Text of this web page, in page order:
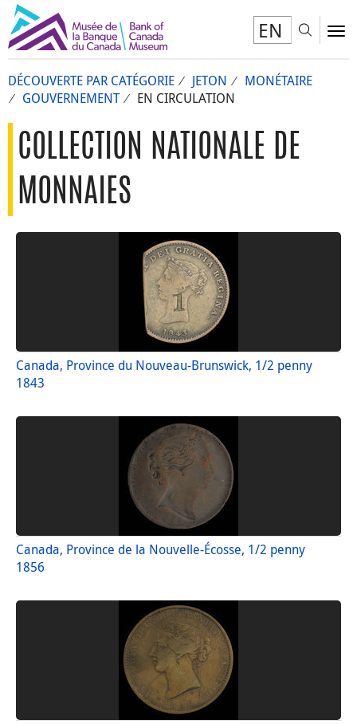
EN
DÉCOUVERTE PAR CATÉGORIE JETON
MONÉTAIRE
GOUVERNEMENT
EN CIRCULATION
COLLECTION NATIONALE DE
MONNAIES
Canada, Province du Nouveau-Brunswick, 1/2 penny
1843
Canada, Province de la Nouvelle-Écosse, 1/2 penny
1856